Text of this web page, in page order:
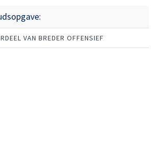
VAN BREDER OFFENSIEF